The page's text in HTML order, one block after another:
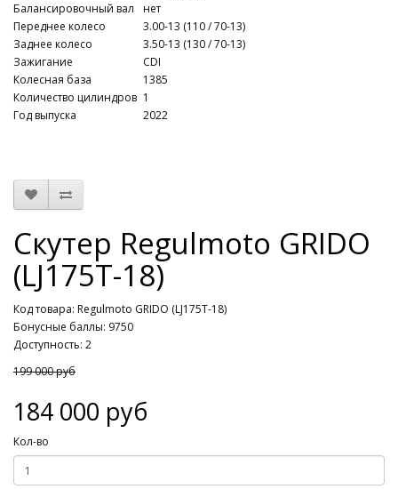
Балансировочный вал
нет
Переднее колесо
3.00-13 (110 / 70-13)
Заднее колесо
3.50-13 (130 / 70-13)
Зажигание
CDI
Колесная база
1385
Количество цилиндров 1
Год выпуска
2022
Скутер Regulmoto GRIDO
(LJ175T-18)
Код товара: Regulmoto GRIDO (LJ175T-18)
Бонусные баллы: 9750
Доступность: 2
199 000 руб
184 000 руб
Кол-во